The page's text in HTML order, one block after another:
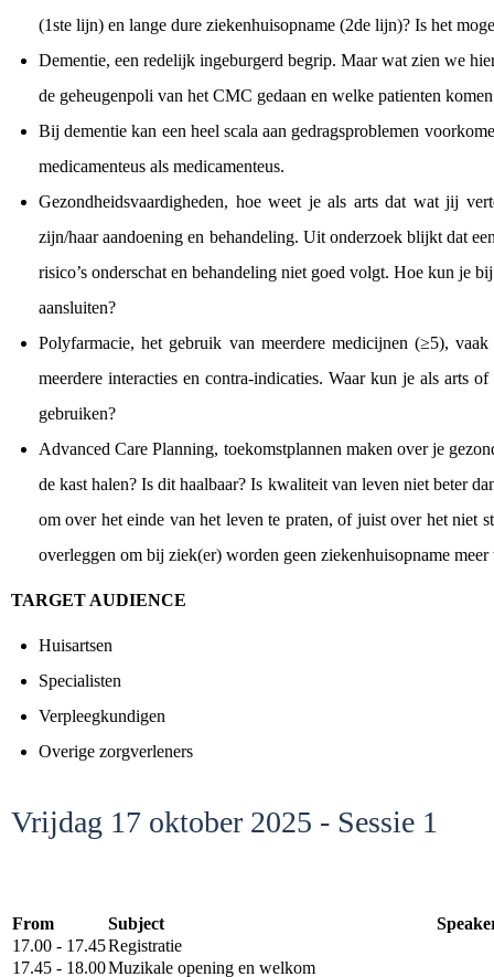
(1ste lijn) en lange dure ziekenhuisopname (2de lijn)? Is het
Dementie, een redelijk ingeburgerd begrip. Maar wat zien we
de geheugenpoli van het CMC gedaan en welke patienten
Bij dementie kan een heel scala aan gedragsproblemen
medicamenteus als medicamenteus.
Gezondheidsvaardigheden, hoe weet je als arts dat wat jij
zijn/haar aandoening en behandeling. Uit onderzoek blijkt dat
risico’s onderschat en behandeling niet goed volgt. Hoe kun je
aansluiten?
Polyfarmacie, het gebruik van meerdere medicijnen (≥5),
meerdere interacties en contra-indicaties. Waar kun je als arts
gebruiken?
Advanced Care Planning, toekomstplannen maken over je
de kast halen? Is dit haalbaar? Is kwaliteit van leven niet beter
om over het einde van het leven te praten, of juist over het niet
overleggen om bij ziek(er) worden geen ziekenhuisopname meer
TARGET AUDIENCE
Huisartsen
Specialisten
Verpleegkundigen
Overige zorgverleners
Vrijdag 17 oktober 2025 - Sessie 1
From Subject
17.00 - 17.45Registratie
17.45 - 18.00Muzikale opening en welkom